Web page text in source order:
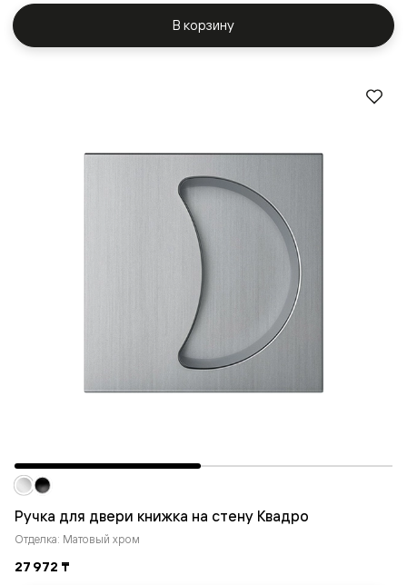
В корзину
Ручка для двери книжка на стену Квадро
Отделка: Матовый хром
27 972 ₸